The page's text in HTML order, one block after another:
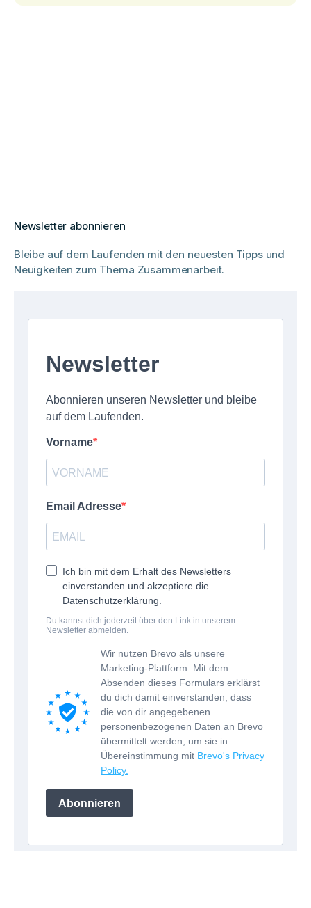
Newsletter abonnieren
Bleibe auf dem Laufenden mit den neuesten Tipps und
Neuigkeiten zum Thema Zusammenarbeit.